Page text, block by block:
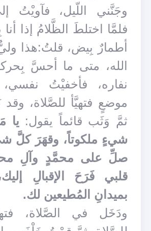
وجَنَّني اللّيل، فآويْتُ
فلمَّا اختلطَ الظَّلامُ إذا
أطمارٌ بِيض، قلتُ:هذا
الله، متى ما أحسَّ
نفاره، فأخفيْتُ
موضعٍ فتهيَّأ للصَّلاة، وقد
ثمَّ وَثَب قائماً يقول: يا
شيءٍ ملكوتاً، وقهَرَ كلَّ
صلِّ على محمَّدٍ وآلِ
قلبي فَرَحَ الإقبالِ
بميدانِ المُطيعين لك.
ودَخَل في الصَّلاة،